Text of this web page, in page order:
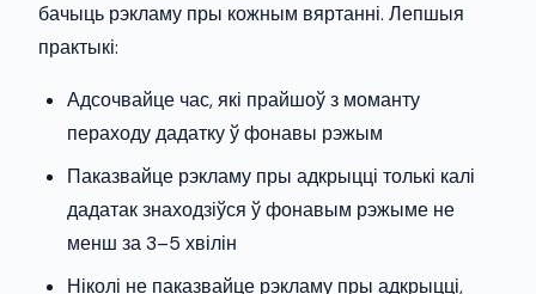
бачыць рэкламу пры кожным вяртанні. Лепшыя
практыкі:
Адсочвайце час, які прайшоў з моманту
пераходу дадатку ў фонавы рэжым
Паказвайце рэкламу пры адкрыцці толькі калі
дадатак знаходзіўся ў фонавым рэжыме не
менш за 3–5 хвілін
Ніколі не паказвайце рэкламу пры адкрыцці,